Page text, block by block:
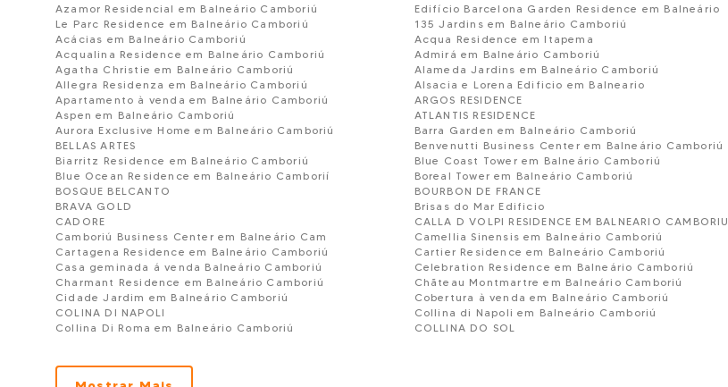
Azamor Residencial em Balneário Camboriú
Edifício Barcelona Garden Residence em Balneário
Le Parc Residence em Balneário Camboriú
135 Jardins em Balneário Camboriú
Acácias em Balneário Camboriú
Acqua Residence em Itapema
Acqualina Residence em Balneário Camboriú
Admirá em Balneário Camboriú
Agatha Christie em Balneário Camboriú
Alameda Jardins em Balneário Camboriú
Allegra Residenza em Balneário Camboriú
Alsacia e Lorena Edificio em Balneario
Apartamento à venda em Balneário Camboriú
ARGOS RESIDENCE
Aspen em Balneário Camboriú
ATLANTIS RESIDENCE
Aurora Exclusive Home em Balneário Camboriú
Barra Garden em Balneário Camboriú
BELLAS ARTES
Benvenutti Business Center em Balneário Camboriú
Biarritz Residence em Balneário Camboriú
Blue Coast Tower em Balneário Camboriú
Blue Ocean Residence em Balneário Camborií
Boreal Tower em Balneário Camboriú
BOSQUE BELCANTO
BOURBON DE FRANCE
BRAVA GOLD
Brisas do Mar Edificio
CADORE
CALLA D VOLPI RESIDENCE EM BALNEARIO CAMBORIU
Camboriú Business Center em Balneário Cam
Camellia Sinensis em Balneário Camboriú
Cartagena Residence em Balneário Camboriú
Cartier Residence em Balneário Camboriú
Casa geminada á venda Balneário Camboriú
Celebration Residence em Balneário Camboriú
Charmant Residence em Balneário Camboriú
Chãteau Montmartre em Balneário Camboriú
Cidade Jardim em Balneário Camboriú
Cobertura à venda em Balneário Camboriú
COLINA DI NAPOLI
Collina di Napoli em Balneário Camboriú
Collina Di Roma em Balneário Camboriú
COLLINA DO SOL
CONDOMÍNIO IMPERIO DAS ONDAS EM BALNEARIO